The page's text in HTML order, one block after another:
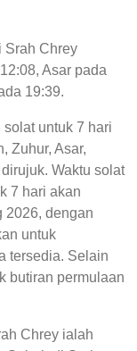
Srah Chrey
Asar pada
19:39.
untuk 7 hari
Zuhur, Asar,
Waktu solat
7 hari akan
2026, dengan
untuk
tersedia. Selain
butiran permulaan
Chrey ialah